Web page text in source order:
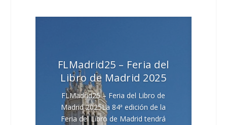
FLMadrid25 – Feria del
Libro de Madrid 2025
FLMadrid25 – Feria del Libro de
Madrid 2025La 84ª edición de la
Feria del Libro de Madrid tendrá